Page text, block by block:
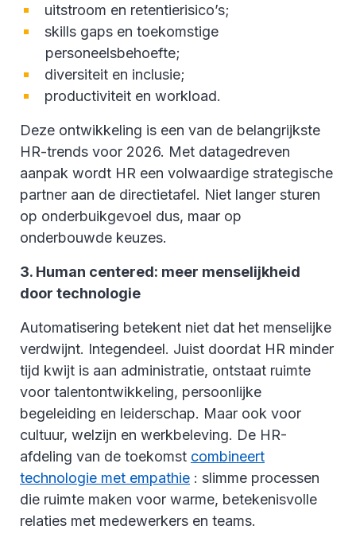
uitstroom en retentierisico’s;
skills gaps en toekomstige
personeelsbehoefte;
diversiteit en inclusie;
productiviteit en workload.
Deze ontwikkeling is een van de belangrijkste
HR-trends voor 2026. Met datagedreven
aanpak wordt HR een volwaardige strategische
partner aan de directietafel. Niet langer sturen
op onderbuikgevoel dus, maar op
onderbouwde keuzes.
3. Human centered: meer menselijkheid
door technologie
Automatisering betekent niet dat het menselijke
verdwijnt. Integendeel. Juist doordat HR minder
tijd kwijt is aan administratie, ontstaat ruimte
voor talentontwikkeling, persoonlijke
begeleiding en leiderschap. Maar ook voor
cultuur, welzijn en werkbeleving. De HR-
afdeling van de toekomst combineert
technologie met empathie : slimme processen
die ruimte maken voor warme, betekenisvolle
relaties met medewerkers en teams.